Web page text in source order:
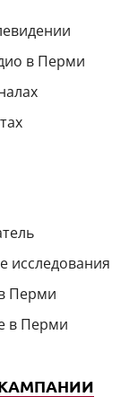
в Перми
исследования
Перми
в Перми